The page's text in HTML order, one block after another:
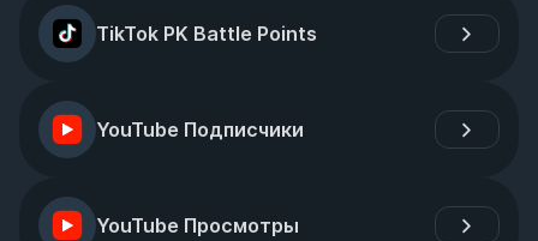
TikTok PK Battle Points
YouTube Подписчики
YouTube Просмотры